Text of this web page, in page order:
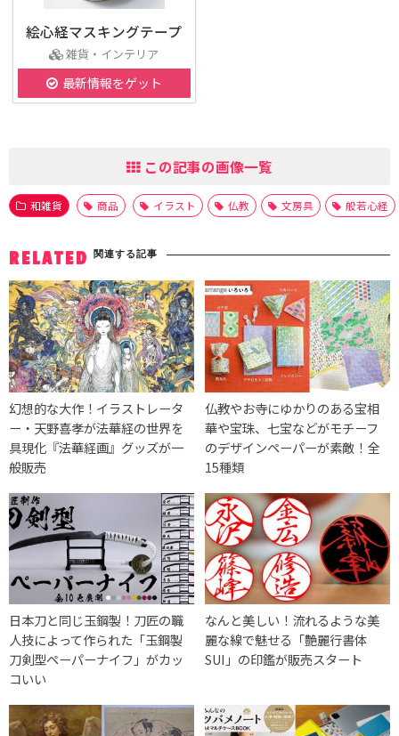
絵心経マスキングテープ
雑貨・インテリア
最新情報をゲット
この記事の画像一覧
和雑貨 商品 イラスト 仏教 文房具 般若心経
RELATED 関連する記事
幻想的な大作！イラストレータ
ー・天野喜孝が法華経の世界を
具現化『法華経画』グッズが一
般販売
仏教やお寺にゆかりのある宝相
華や宝珠、七宝などがモチーフ
のデザインペーパーが素敵！全
15種類
日本刀と同じ玉鋼製！刀匠の職
人技によって作られた「玉鋼製
刀剣型ペーパーナイフ」がカッ
コいい
なんと美しい！流れるような美
麗な線で魅せる「艶麗行書体
SUI」の印鑑が販売スタート